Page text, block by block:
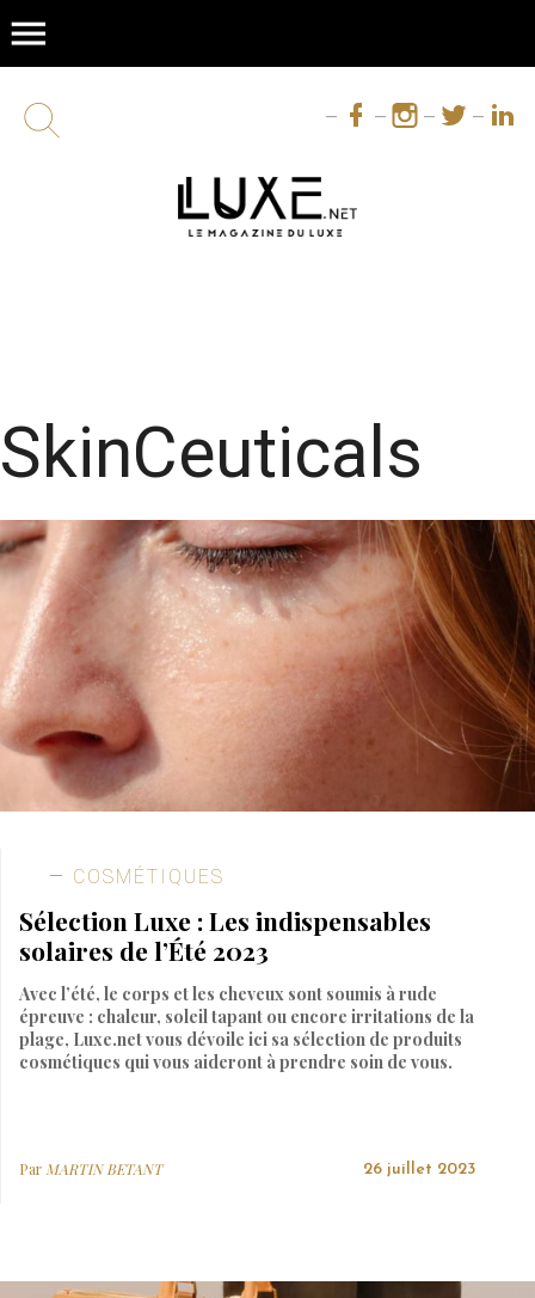
menu
SkinCeuticals
COSMÉTIQUES
Sélection Luxe : Les indispensables
solaires de l’Été 2023
Avec l’été, le corps et les cheveux sont soumis à rude
épreuve : chaleur, soleil tapant ou encore irritations de la
plage, Luxe.net vous dévoile ici sa sélection de produits
cosmétiques qui vous aideront à prendre soin de vous.
Par MARTIN BETANT 26 juillet 2023